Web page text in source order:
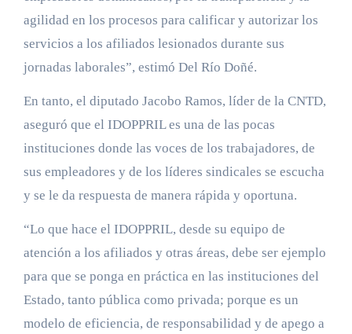
agilidad en los procesos para calificar y autorizar los
servicios a los afiliados lesionados durante sus
jornadas laborales”, estimó Del Río Doñé.
En tanto, el diputado Jacobo Ramos, líder de la CNTD,
aseguró que el IDOPPRIL es una de las pocas
instituciones donde las voces de los trabajadores, de
sus empleadores y de los líderes sindicales se escucha
y se le da respuesta de manera rápida y oportuna.
“Lo que hace el IDOPPRIL, desde su equipo de
atención a los afiliados y otras áreas, debe ser ejemplo
para que se ponga en práctica en las instituciones del
Estado, tanto pública como privada; porque es un
modelo de eficiencia, de responsabilidad y de apego a